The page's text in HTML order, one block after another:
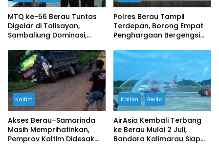
MTQ ke-56 Berau Tuntas
Digelar di Talisayan,
Sambaliung Dominasi,
Rumah 2027
Polres Berau Tampil
Terdepan, Borong Empat
Penghargaan Bergengsi
ke-80
Kaltim
Akses Berau–Samarinda
Masih Memprihatinkan,
Pemprov Kaltim Didesak
Kaltim Berita
AirAsia Kembali Terbang
ke Berau Mulai 2 Juli,
Bandara Kalimarau Siap